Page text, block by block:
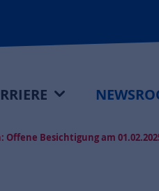
Besichtigung am